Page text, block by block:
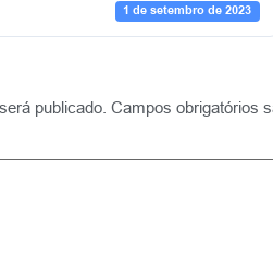
1 de setembro de 2023
publicado. Campos obrigatórios